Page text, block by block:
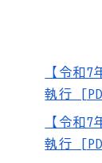
【令和7
執行
【令和7
執行